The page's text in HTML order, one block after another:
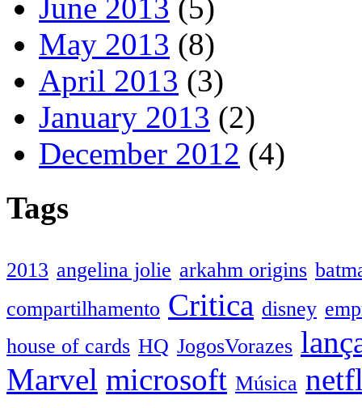
June 2013 (5)
May 2013 (8)
April 2013 (3)
January 2013 (2)
December 2012 (4)
Tags
2013 angelina jolie arkahm origins
compartilhamento Critica disney
house of cards HQ JogosVorazes
Marvel microsoft Música